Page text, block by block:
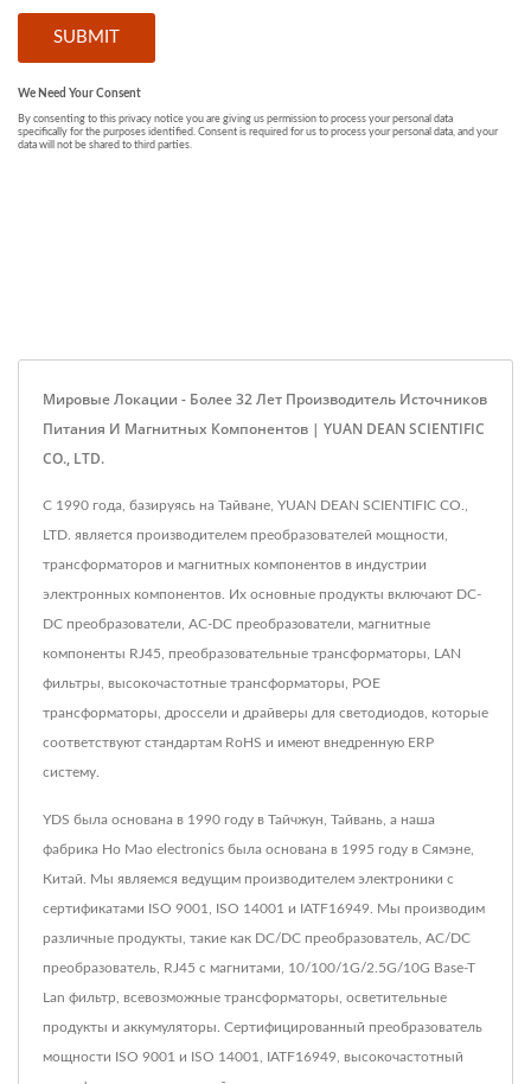
Мировые Локации - Более 32 Лет Производитель Источников
Питания И Магнитных Компонентов | YUAN DEAN SCIENTIFIC
CO., LTD.
С 1990 года, базируясь на Тайване, YUAN DEAN SCIENTIFIC CO.,
LTD. является производителем преобразователей мощности,
трансформаторов и магнитных компонентов в индустрии
электронных компонентов. Их основные продукты включают DC-
DC преобразователи, AC-DC преобразователи, магнитные
компоненты RJ45, преобразовательные трансформаторы, LAN
фильтры, высокочастотные трансформаторы, POE
трансформаторы, дроссели и драйверы для светодиодов, которые
соответствуют стандартам RoHS и имеют внедренную ERP
систему.
YDS была основана в 1990 году в Тайчжун, Тайвань, а наша
фабрика Ho Mao electronics была основана в 1995 году в Сямэне,
Китай. Мы являемся ведущим производителем электроники с
сертификатами ISO 9001, ISO 14001 и IATF16949. Мы производим
различные продукты, такие как DC/DC преобразователь, AC/DC
преобразователь, RJ45 с магнитами, 10/100/1G/2.5G/10G Base-T
Lan фильтр, всевозможные трансформаторы, осветительные
продукты и аккумуляторы. Сертифицированный преобразователь
мощности ISO 9001 и ISO 14001, IATF16949, высокочастотный